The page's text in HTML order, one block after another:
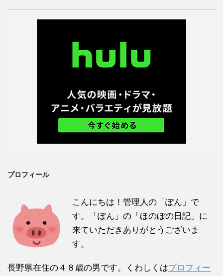
プロフィール
こんにちは！管理人の「ぽん」で
す。「ぽん」の「ほのぼの日記」に
来ていただきありがとうございま
す。
長野県在住の４８歳の男です。くわしくはプロフィー